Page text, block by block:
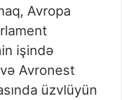
Avropa
işində
Avronest
üzvlüyün